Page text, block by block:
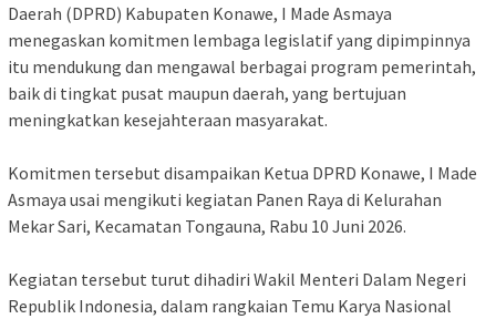
Daerah (DPRD) Kabupaten Konawe, I Made Asmaya
menegaskan komitmen lembaga legislatif yang dipimpinnya
itu mendukung dan mengawal berbagai program pemerintah,
baik di tingkat pusat maupun daerah, yang bertujuan
meningkatkan kesejahteraan masyarakat.
‎Komitmen tersebut disampaikan Ketua DPRD Konawe, I Made
Asmaya usai mengikuti kegiatan Panen Raya di Kelurahan
Mekar Sari, Kecamatan Tongauna, Rabu 10 Juni 2026.
‎Kegiatan tersebut turut dihadiri Wakil Menteri Dalam Negeri
Republik Indonesia, dalam rangkaian Temu Karya Nasional